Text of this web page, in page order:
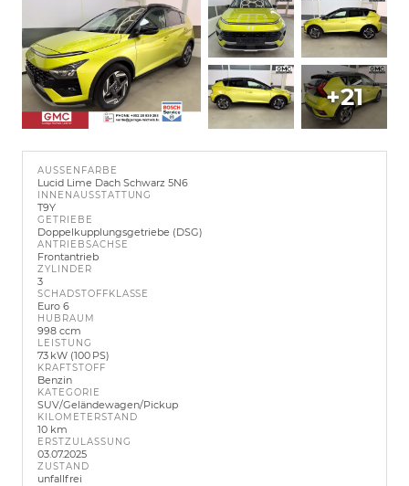
+21
AUSSENFARBE
Lucid Lime Dach Schwarz 5N6
INNENAUSSTATTUNG
T9Y
GETRIEBE
Doppelkupplungsgetriebe (DSG)
ANTRIEBSACHSE
Frontantrieb
ZYLINDER
3
SCHADSTOFFKLASSE
Euro 6
HUBRAUM
998 ccm
LEISTUNG
73 kW (100 PS)
KRAFTSTOFF
Benzin
KATEGORIE
SUV/Geländewagen/Pickup
KILOMETERSTAND
10 km
ERSTZULASSUNG
03.07.2025
ZUSTAND
unfallfrei